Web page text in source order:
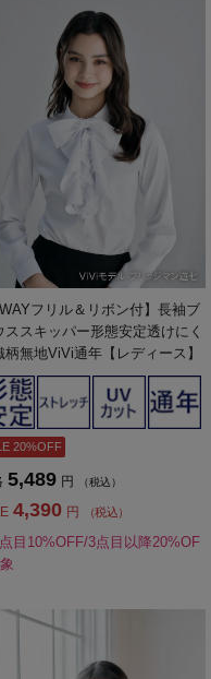
フリル＆リボン付】長袖ブ
ススキッパー形態安定透けにく
柄無地ViVi通年【レディース】
20%OFF
5,489 円 （税込）
4,390 円 （税込）
目10%OFF/3点目以降20%OF